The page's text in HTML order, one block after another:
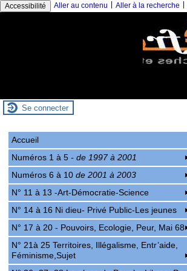
Accessibilité Aller au contenu Aller à la recherche
Se connecter
Accueil
Numéros 1 à 5- de 1997 à 2001
Numéros 6 à 10de 2001 à 2003
N° 11 à 13 -Art-Démocratie-Science
N° 14 à 16 Ni dieu- Privé Public-Les jeunes
N° 17 à 20 - Pouvoirs, Ecologie, Peur, Mai 68
N° 21à 25 Territoires, Illégalisme, Entr’aide,
Féminisme,Sujet